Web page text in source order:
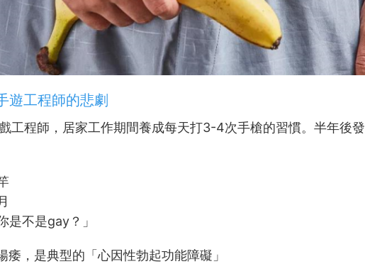
遊工程師的悲劇
工程師，居家工作期間養成每天打3-4次手槍的習慣。半年後
是不是gay？」
痿，是典型的「心因性勃起功能障礙」